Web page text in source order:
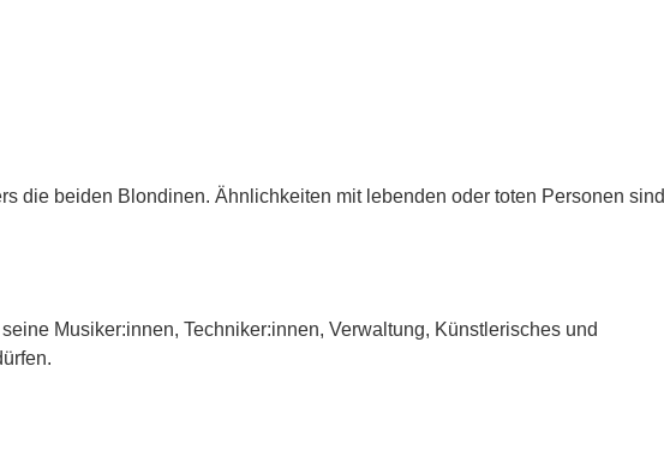
die beiden Blondinen. Ähnlichkeiten mit lebenden oder toten Personen sind
Musiker:innen, Techniker:innen, Verwaltung, Künstlerisches und